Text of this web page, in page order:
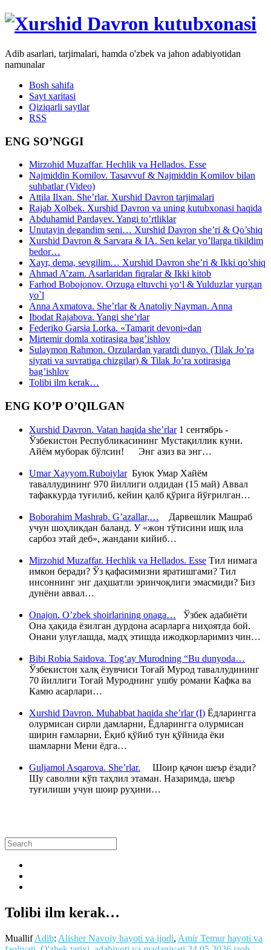
Adib asarlari, tarjimalari, hamda o'zbek va jahon adabiyotidan
namunalar
Bosh sahifa
Sayt xaritasi
Qiziqarli saytlar
RSS
ENG SO’NGGI
Mirzohid Muzaffar. Hechlik va Hellados. Esse
Najmiddin Komilov. Tasavvuf & Najmiddin Komilov bilan
suhbatlar (Video)
Attila Ilxan. She’rlar. Xurshid Davron tarjimalari
Rajab Xolbek. Xurshid Davron va uning kutubxonasi haqida
Abduhamid Pardayev. Yangi to’rtliklar
Unutayin degandim seni… Xurshid Davron she’ri & Qo’shiq
Xurshid Davron & Sarvara & IA. Sen kelar yo’llarga tikildim
bedor…
Xayr, dema, sevgilim… Xurshid Davron she’ri & Ikki qo’shiq
Ahmad A’zam. Asarlaridan fiqralar & Ikki kitob
Farhod Bobojonov. Orzuga eltuvchi yo‘l & Yulduzlar yurgan
yo`l
Anna Axmatova. She’rlar & Anatoliy Nayman. Anna
Ibodat Rajabova. Yangi she’rlar
Federiko Garsia Lorka. «Tamarit devoni»dan
Mirtemir domla xotirasiga bag’ishlov
Sulaymon Rahmon. Orzulardan yaratdi dunyo. (Tilak Jo’ra
siyrati va suvratiga chizgilar) & Tilak Jo’ra xotirasiga
bag’ishlov
Tolibi ilm kerak…
ENG KO’P O’QILGAN
Xurshid Davron. Vatan haqida she’rlar1 сентябрь -
Ўзбекистон Республикасининг Мустақиллик куни.
Айём муборак бўлсин! Энг азиз ва энг…
Umar Xayyom.RuboiylarБуюк Умар Хайём
таваллудининг 970 йиллиги олдидан (15 май) Аввал
тафаккурда туғилиб, кейин қалб қўрига йўғрилган…
Boborahim Mashrab. G’azallar,… Дарвешлик Машраб
учун шоҳликдан баланд. У «жон тўтисини ишқ ила
сарбоз этай деб», жандани кийиб…
Mirzohid Muzaffar. Hechlik va Hellados. Esse Тил нимага
имкон беради? Ўз қафасимизни яратишгами? Тил
инсоннинг энг даҳшатли эринчоқлиги эмасмиди? Биз
дунёни аввал…
Onajon. O’zbek shoirlarining onaga… Ўзбек адабиёти
Она ҳақида ёзилган дурдона асарларга ниҳоятда бой.
Онани улуғлашда, мадҳ этишда ижодкорларимиз чин…
Bibi Robia Saidova. Tog‘ay Murodning “Bu dunyoda…
Ўзбекистон халқ ёзувчиси Тоғай Мурод таваллудининг
70 йиллиги Тоғай Муроднинг ушбу романи Кафка ва
Камю асарлари…
Xurshid Davron. Muhabbat haqida she’rlar (I) Ёдларингга
олурмисан сирли дамларни, Ёдларингга олурмисан
ширин ғамларни, Ёқиб қўйиб тун қўйнида ёки
шамларни Мени ёдга…
Guljamol Asqarova. She’rlar. Шоир қачон шеър ёзади?
Шу саволни кўп таҳлил этаман. Назаримда, шеър
туғилиши учун шоир руҳини…
Tolibi ilm kerak…
MuallifAdib: Alisher Navoiy hayoti va ijodi, Amir Temur hayoti va